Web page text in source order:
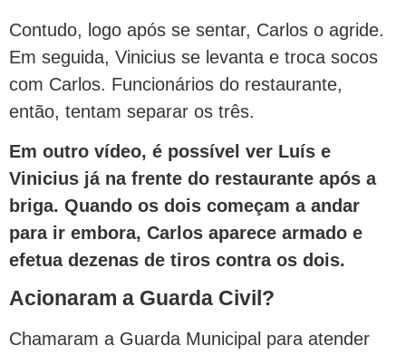
Contudo, logo após se sentar, Carlos o agride.
Em seguida, Vinicius se levanta e troca socos
com Carlos. Funcionários do restaurante,
então, tentam separar os três.
Em outro vídeo, é possível ver Luís e
Vinicius já na frente do restaurante após a
briga. Quando os dois começam a andar
para ir embora, Carlos aparece armado e
efetua dezenas de tiros contra os dois.
Acionaram a Guarda Civil?
Chamaram a Guarda Municipal para atender